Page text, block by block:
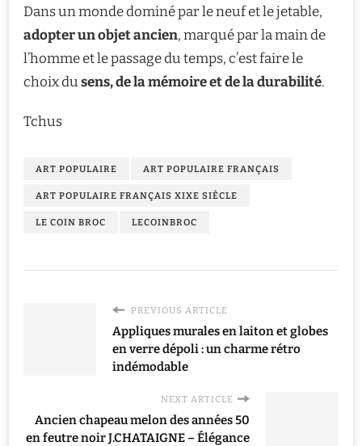
Dans un monde dominé par le neuf et le jetable,
adopter un objet ancien, marqué par la main de
l’homme et le passage du temps, c’est faire le
choix dusens, de la mémoire et de la durabilité.
Tchus
ART POPULAIRE ART POPULAIRE FRANÇAIS
ART POPULAIRE FRANÇAIS XIXE SIÈCLE
LE COIN BROC LECOINBROC
PREVIOUS ARTICLE
Appliques murales en laiton et globes
en verre dépoli : un charme rétro
indémodable
NEXT ARTICLE
Ancien chapeau melon des années 50
en feutre noir J.CHATAIGNE – Élégance